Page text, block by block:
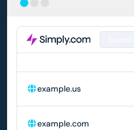
example.us
example.com